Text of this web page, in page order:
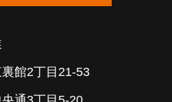
館2丁目21-53